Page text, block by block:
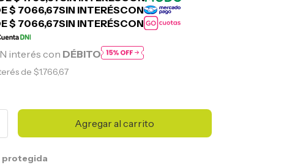
interés con DÉBITO
de $1.766,67
protegida